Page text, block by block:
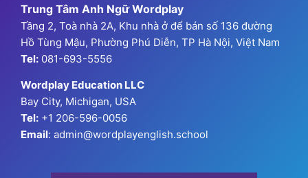
Trung Tâm Anh Ngữ Wordplay
Tầng 2, Toà nhà 2A, Khu nhà ở để bán số 136 đường
Hồ Tùng Mậu, Phường Phú Diễn, TP Hà Nội, Việt Nam
Tel: 081-693-5556
Wordplay Education LLC
Bay City, Michigan, USA
Tel: +1 206-596-0056
Email: admin@wordplayenglish.school